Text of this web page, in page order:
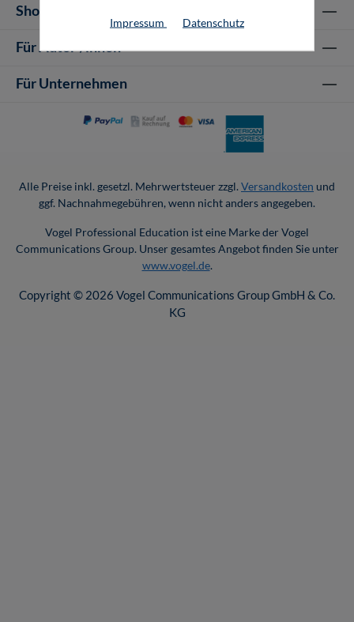
Shop-Service
Für Autor-/innen
Für Unternehmen
Alle Preise inkl. gesetzl. Mehrwertsteuer zzgl. Versandkosten und
ggf. Nachnahmegebühren, wenn nicht anders angegeben.
Vogel Professional Education ist eine Marke der Vogel
Communications Group. Unser gesamtes Angebot finden Sie unter
www.vogel.de.
Copyright © 2026 Vogel Communications Group GmbH & Co.
KG
Impressum Datenschutz